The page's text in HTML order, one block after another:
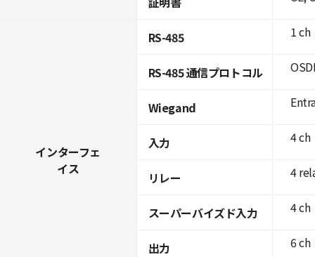
インターフェ
イス
RS-485
RS-485 通信プロトコル
Wiegand
入力
リレー
スーパーバイズド入力
出力
1 ch
4 ch
4
4 ch
6 ch